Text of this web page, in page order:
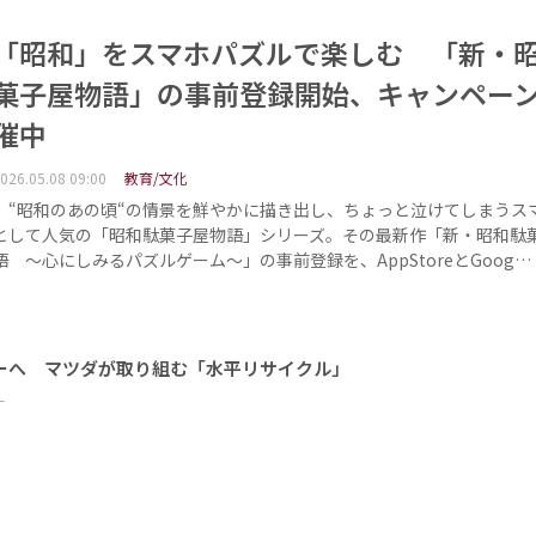
昭和」をスマホパズルで楽しむ 「新・
子屋物語」の事前登録開始、キャンペー
中
09:00 教育/文化
和のあの頃“の情景を鮮やかに描き出し、ちょっと泣けてしまうス
して人気の「昭和駄菓子屋物語」シリーズ。その最新作「新・昭和駄
～心にしみるパズルゲーム～」の事前登録を、AppStoreとGoog…
マツダが取り組む「水平リサイクル」